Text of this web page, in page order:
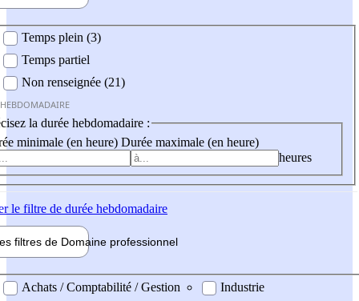
Temps plein (3)
Temps partiel
Non renseignée (21)
la durée hebdomadaire :
minimale (en heure) Durée maximale (en heure)
heures
le filtre de durée hebdomadaire
filtres de Domaine professionnel
professionel
Achats / Comptabilité / Gestion
Industrie